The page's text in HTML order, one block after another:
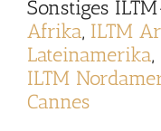
Sonstiges
Afrika, ILTM
Lateinamerika,
ILTM
Cannes